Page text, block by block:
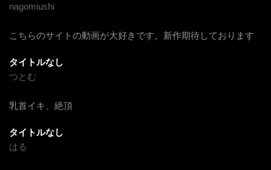
nagomiushi
こちらのサイトの動画が大好きです。新作期待しております
タイトルなし
つとむ
乳首イキ、絶頂
タイトルなし
はる